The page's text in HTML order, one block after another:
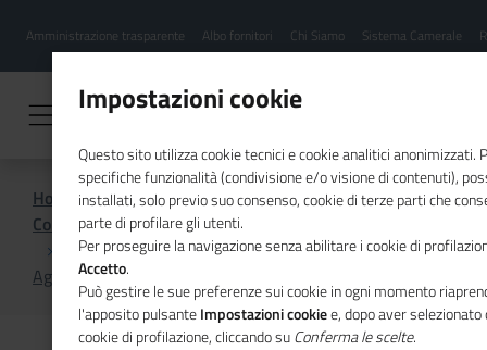
contenuto
Menu
hamburgher
Amministrazione trasparente Albo fornitori Chi Siamo Sistema Camerale
Home
Comunicazione istituzionale per il sistema camerale
Agenda
Impostazioni cookie
Questo sito utilizza cookie tecnici e cookie analitici anonimizzati.
specifiche funzionalità (condivisione e/o visione di contenuti),
installati, solo previo suo consenso, cookie di terze parti che
parte di profilare gli utenti.
Per proseguire la navigazione senza abilitare i cookie di
Accetto.
Può gestire le sue preferenze sui cookie in ogni momento
l'apposito pulsanteImpostazioni cookiee, dopo aver
cookie di profilazione, cliccando suConferma le scelte.